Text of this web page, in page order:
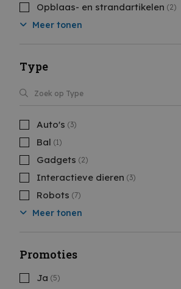
Opblaas- en strandartikelen (2)
Meer tonen
Type
Auto's (3)
Bal (1)
Gadgets (2)
Interactieve dieren (3)
Robots (7)
Meer tonen
Promoties
Ja (5)